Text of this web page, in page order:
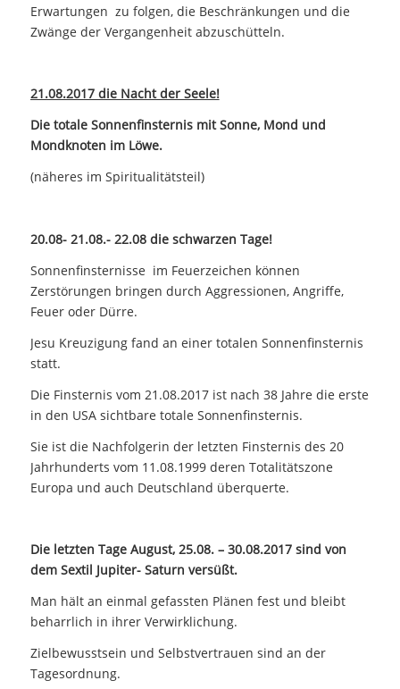
Erwartungen zu folgen, die Beschränkungen und die
Zwänge der Vergangenheit abzuschütteln.
21.08.2017 die Nacht der Seele!
Die totale Sonnenfinsternis mit Sonne, Mond und
Mondknoten im Löwe.
(näheres im Spiritualitätsteil)
20.08- 21.08.- 22.08 die schwarzen Tage!
Sonnenfinsternisse im Feuerzeichen können
Zerstörungen bringen durch Aggressionen, Angriffe,
Feuer oder Dürre.
Jesu Kreuzigung fand an einer totalen Sonnenfinsternis
statt.
Die Finsternis vom 21.08.2017 ist nach 38 Jahre die erste
in den USA sichtbare totale Sonnenfinsternis.
Sie ist die Nachfolgerin der letzten Finsternis des 20
Jahrhunderts vom 11.08.1999 deren Totalitätszone
Europa und auch Deutschland überquerte.
Die letzten Tage August, 25.08. – 30.08.2017 sind von
dem Sextil Jupiter- Saturn versüßt.
Man hält an einmal gefassten Plänen fest und bleibt
beharrlich in ihrer Verwirklichung.
Zielbewusstsein und Selbstvertrauen sind an der
Tagesordnung.